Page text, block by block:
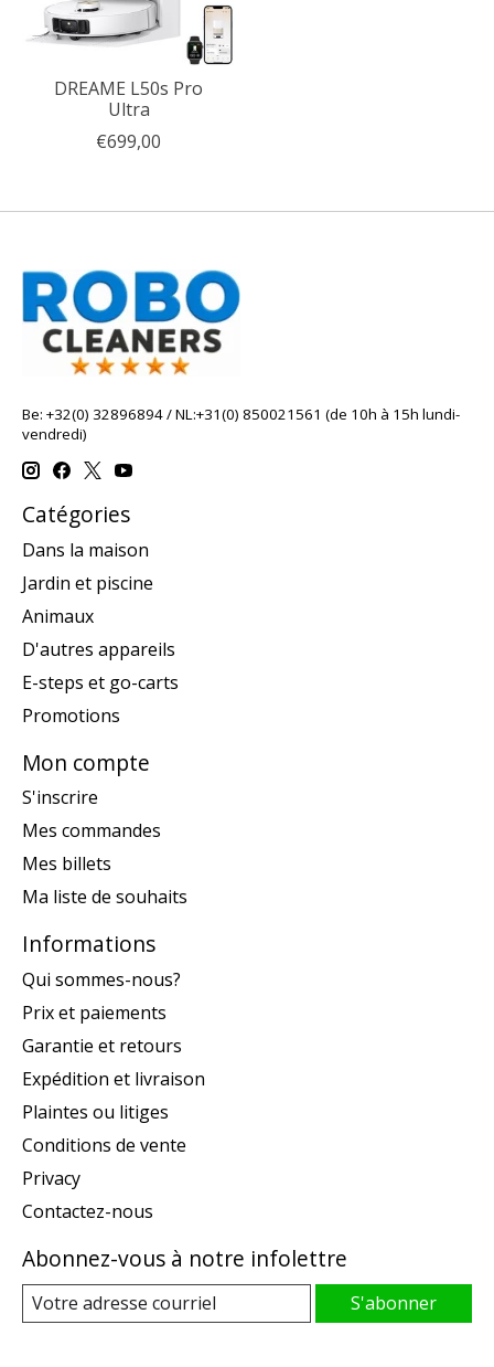
DREAME L50s Pro
Ultra
€699,00
Be: +32(0) 32896894 / NL:+31(0) 850021561 (de 10h à 15h lundi-
vendredi)
Catégories
Dans la maison
Jardin et piscine
Animaux
D'autres appareils
E-steps et go-carts
Promotions
Mon compte
S'inscrire
Mes commandes
Mes billets
Ma liste de souhaits
Informations
Qui sommes-nous?
Prix et paiements
Garantie et retours
Expédition et livraison
Plaintes ou litiges
Conditions de vente
Privacy
Contactez-nous
Abonnez-vous à notre infolettre
S'abonner